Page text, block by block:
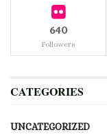
640
Followers
CATEGORIES
UNCATEGORIZED